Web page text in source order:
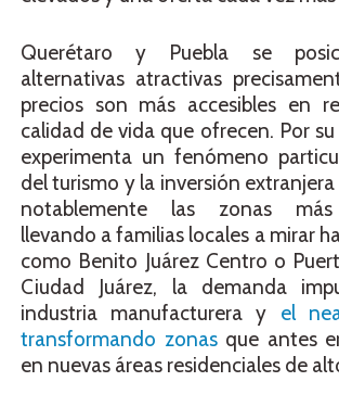
Querétaro y Puebla se
alternativas atractivas
precios son más accesibles en
calidad de vida que ofrecen. Por
experimenta un fenómeno
del turismo y la inversión
notablemente las zonas más
llevando a familias locales a mirar
como Benito Juárez Centro o
Ciudad Juárez, la demanda
industria manufacturera y el
transformando zonasque antes
en nuevas áreas residenciales de